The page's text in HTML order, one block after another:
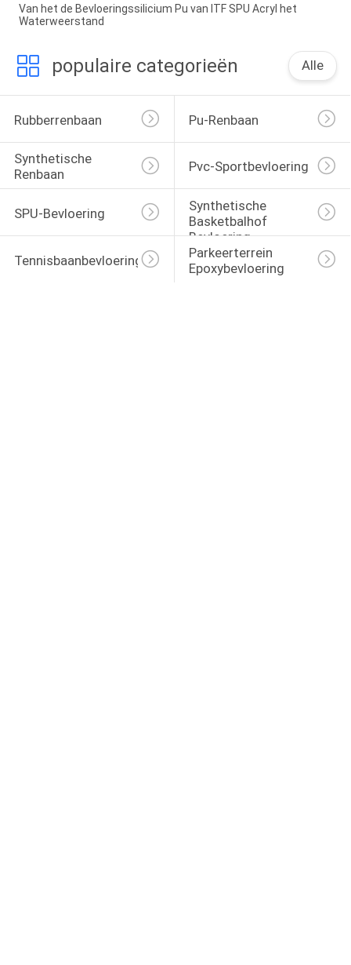
Van het de Bevloeringssilicium Pu van ITF SPU Acryl het
Waterweerstand
populaire categorieën Alle
Rubberrenbaan Pu-Renbaan
Synthetische
Renbaan
Pvc-Sportbevloering
SPU-Bevloering
Synthetische
Basketbalhof
Bevloering
Tennisbaanbevloering
Parkeerterrein
Epoxybevloering